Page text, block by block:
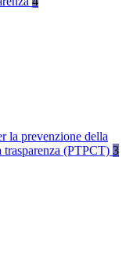
la prevenzione della
trasparenza (PTPCT) 3